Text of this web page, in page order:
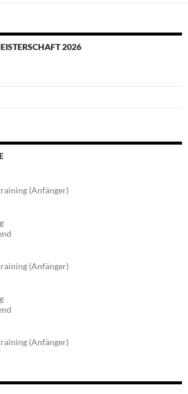
2026
(Anfänger)
(Anfänger)
(Anfänger)